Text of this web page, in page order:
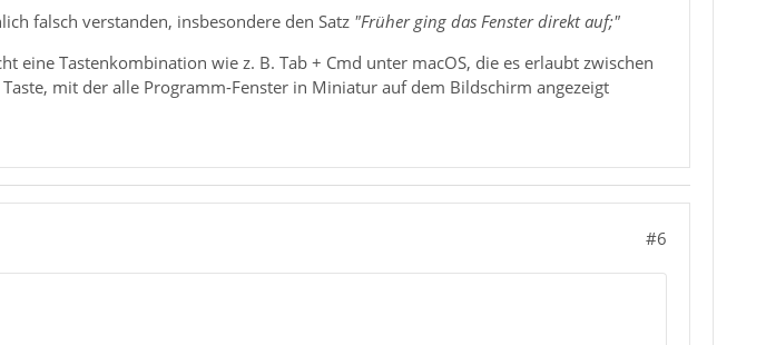
falsch verstanden, insbesondere den Satz "Früher ging das Fenster direkt auf;"
eine Tastenkombination wie z. B. Tab + Cmd unter macOS, die es erlaubt zwischen
mit der alle Programm-Fenster in Miniatur auf dem Bildschirm angezeigt
#6